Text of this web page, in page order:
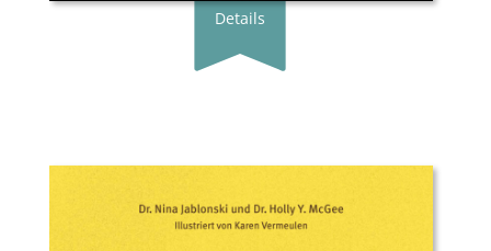
Details
Illustrator*in:Karen Vermeulen